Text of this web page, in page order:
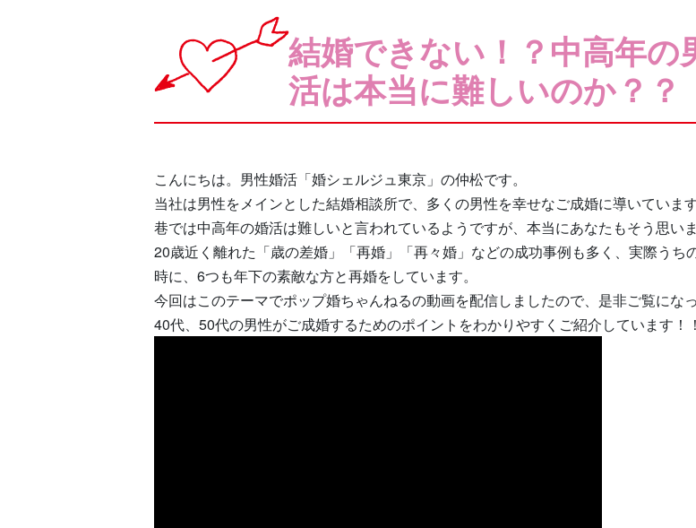
結婚できない！？中高年の
活は本当に難しいのか？？
こんにちは。男性婚活「婚シェルジュ東京」の仲松です。
当社は男性をメインとした結婚相談所で、多くの男性を幸せなご成婚に導いています
巷では中高年の婚活は難しいと言われているようですが、本当にあなたもそう思い
20歳近く離れた「歳の差婚」「再婚」「再々婚」などの成功事例も多く、実際うち
時に、6つも年下の素敵な方と再婚をしています。
今回はこのテーマでポップ婚ちゃんねるの動画を配信しましたので、是非ご覧にな
40代、50代の男性がご成婚するためのポイントをわかりやすくご紹介しています！！